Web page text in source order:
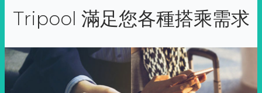
Tripool 滿足您各種搭乘需求